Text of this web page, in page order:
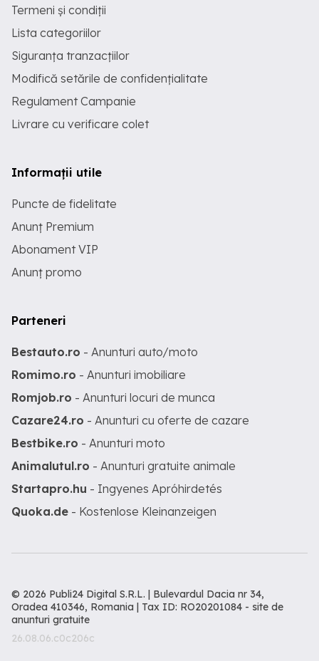
Termeni și condiții
Lista categoriilor
Siguranța tranzacțiilor
Modifică setările de confidențialitate
Regulament Campanie
Livrare cu verificare colet
Informații utile
Puncte de fidelitate
Anunț Premium
Abonament VIP
Anunț promo
Parteneri
Bestauto.ro - Anunturi auto/moto
Romimo.ro - Anunturi imobiliare
Romjob.ro - Anunturi locuri de munca
Cazare24.ro - Anunturi cu oferte de cazare
Bestbike.ro - Anunturi moto
Animalutul.ro - Anunturi gratuite animale
Startapro.hu - Ingyenes Apróhirdetés
Quoka.de - Kostenlose Kleinanzeigen
© 2026 Publi24 Digital S.R.L. | Bulevardul Dacia nr 34,
Oradea 410346, Romania | Tax ID: RO20201084 - site de
anunturi gratuite
26.08.06.c0c206c